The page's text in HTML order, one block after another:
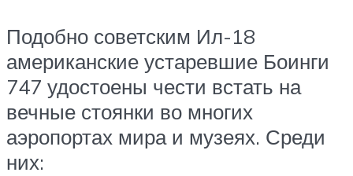
Подобно советским Ил-18
американские устаревшие Боинги
747 удостоены чести встать на
вечные стоянки во многих
аэропортах мира и музеях. Среди
них: